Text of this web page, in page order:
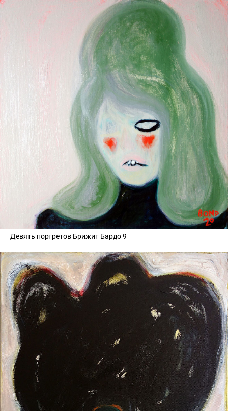
Девять портретов Брижит Бардо 9